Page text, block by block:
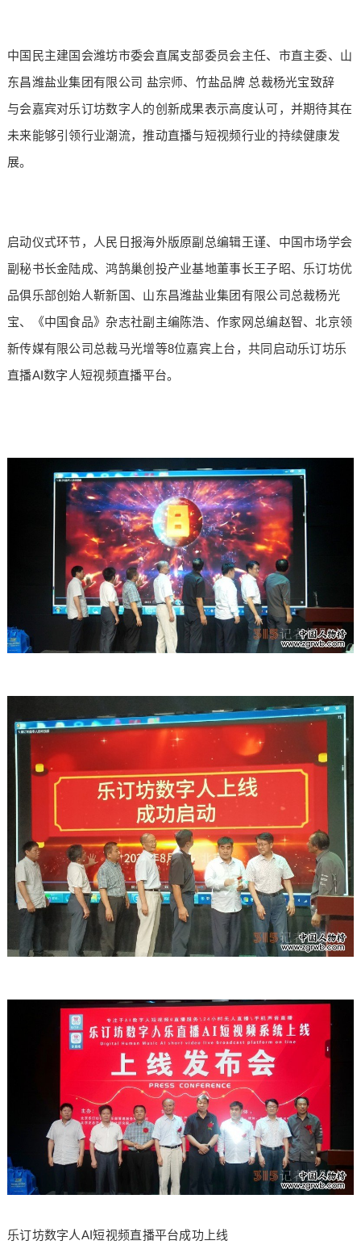
中国民主建国会潍坊市委会直属支部委员会主任、市直主委、山
东昌潍盐业集团有限公司 盐宗师、竹盐品牌 总裁杨光宝致辞
与会嘉宾对乐订坊数字人的创新成果表示高度认可，并期待其在
未来能够引领行业潮流，推动直播与短视频行业的持续健康发
展。
启动仪式环节，人民日报海外版原副总编辑王谨、中国市场学会
副秘书长金陆成、鸿鹄巢创投产业基地董事长王子昭、乐订坊优
品俱乐部创始人靳新国、山东昌潍盐业集团有限公司总裁杨光
宝、《中国食品》杂志社副主编陈浩、作家网总编赵智、北京领
新传媒有限公司总裁马光增等8位嘉宾上台，共同启动乐订坊乐
直播AI数字人短视频直播平台。
乐订坊数字人AI短视频直播平台成功上线